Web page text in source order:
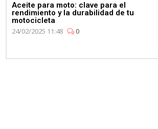
Aceite para moto: clave para el
rendimiento y la durabilidad de tu
motocicleta
24/02/2025 11:48
0